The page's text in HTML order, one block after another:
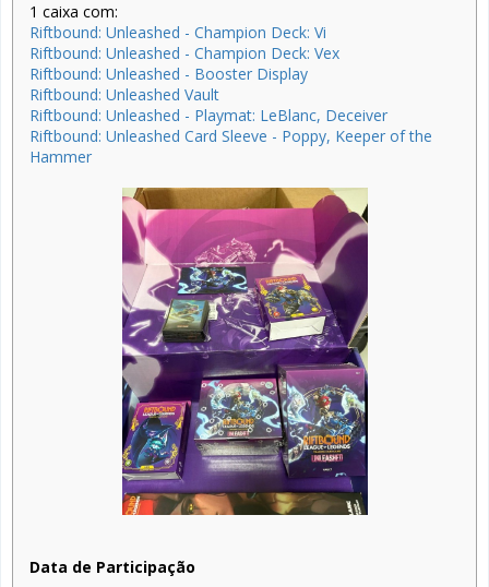
1 caixa com:
Riftbound: Unleashed - Champion Deck: Vi
Riftbound: Unleashed - Champion Deck: Vex
Riftbound: Unleashed - Booster Display
Riftbound: Unleashed Vault
Riftbound: Unleashed - Playmat: LeBlanc, Deceiver
Riftbound: Unleashed Card Sleeve - Poppy, Keeper of the
Hammer
Data de Participação